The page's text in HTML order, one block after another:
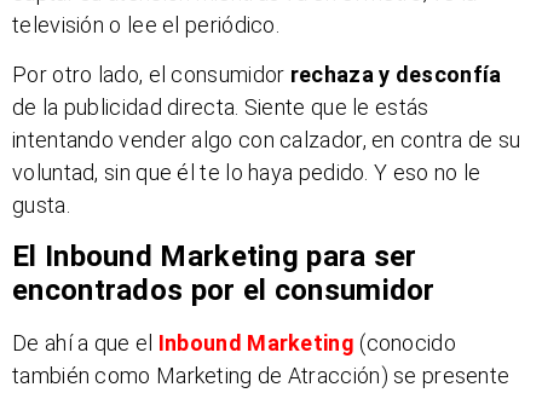
televisión o lee el periódico.
Por otro lado, el consumidor rechaza y desconfía
de la publicidad directa. Siente que le estás
intentando vender algo con calzador, en contra de su
voluntad, sin que él te lo haya pedido. Y eso no le
gusta.
El Inbound Marketing para ser
encontrados por el consumidor
De ahí a que el Inbound Marketing (conocido
también como Marketing de Atracción) se presente